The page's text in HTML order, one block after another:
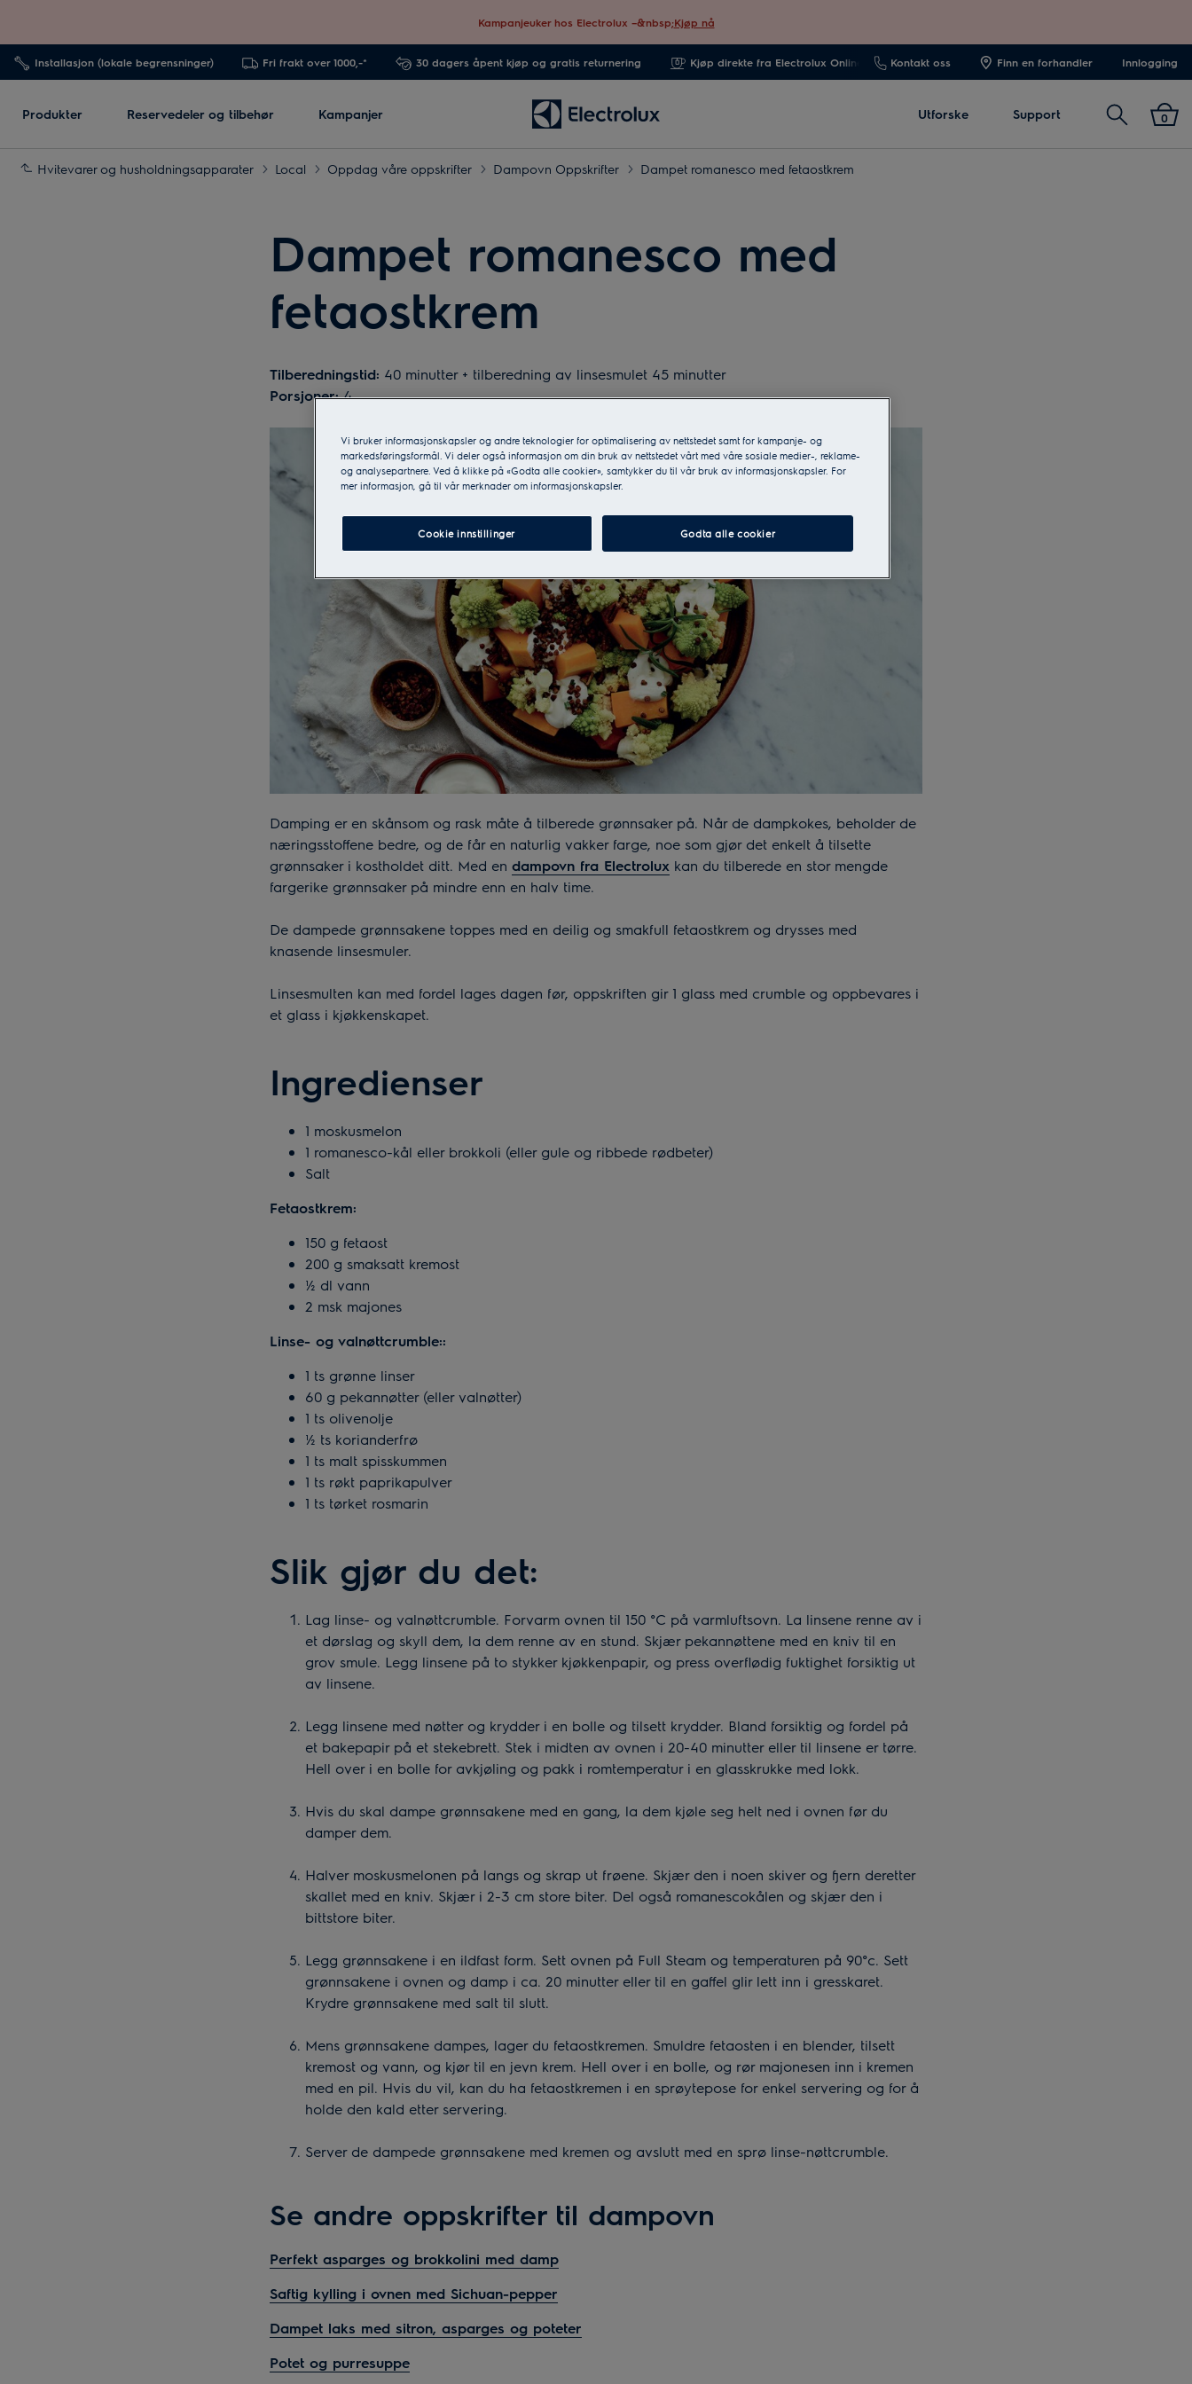
Kampanjeuker hos Electrolux –&nbsp;Kjøp nå
Installasjon (lokale begrensninger) Fri frakt over 1000,-* 30 dagers åpent kjøp og gratis returnering Kjøp direkte fra Electrolux Online Kontakt oss Finn en forhandler Innlogging
Produkter Reservedeler og tilbehør Kampanjer Utforske Support Søk 0
Hvitevarer og husholdningsapparater Local Oppdag våre oppskrifter Dampovn Oppskrifter Dampet romanesco med fetaostkrem
Dampet romanesco med
fetaostkrem
Tilberedningstid: 40 minutter + tilberedning av linsesmulet 45 minutter
Porsjoner:4
Damping er en skånsom og rask måte å tilberede grønnsaker på. Når de dampkokes, beholder de
næringsstoffene bedre, og de får en naturlig vakker farge, noe som gjør det enkelt å tilsette
grønnsaker i kostholdet ditt. Med en dampovn fra Electrolux kan du tilberede en stor mengde
fargerike grønnsaker på mindre enn en halv time.
De dampede grønnsakene toppes med en deilig og smakfull fetaostkrem og drysses med
knasende linsesmuler.
Linsesmulten kan med fordel lages dagen før, oppskriften gir 1 glass med crumble og oppbevares i
et glass i kjøkkenskapet.
Ingredienser
1 moskusmelon
1 romanesco-kål eller brokkoli (eller gule og ribbede rødbeter)
Salt
Fetaostkrem:
150 g fetaost
200 g smaksatt kremost
½ dl vann
2 msk majones
Linse- og valnøttcrumble::
1 ts grønne linser
60 g pekannøtter (eller valnøtter)
1 ts olivenolje
½ ts korianderfrø
1 ts malt spisskummen
1 ts røkt paprikapulver
1 ts tørket rosmarin
Slik gjør du det:
Lag linse- og valnøttcrumble. Forvarm ovnen til 150 °C på varmluftsovn. La linsene renne av i
et dørslag og skyll dem, la dem renne av en stund. Skjær pekannøttene med en kniv til en
grov smule. Legg linsene på to stykker kjøkkenpapir, og press overflødig fuktighet forsiktig ut
av linsene.
Legg linsene med nøtter og krydder i en bolle og tilsett krydder. Bland forsiktig og fordel på
et bakepapir på et stekebrett. Stek i midten av ovnen i 20-40 minutter eller til linsene er tørre.
Hell over i en bolle for avkjøling og pakk i romtemperatur i en glasskrukke med lokk.
Hvis du skal dampe grønnsakene med en gang, la dem kjøle seg helt ned i ovnen før du
damper dem.
Halver moskusmelonen på langs og skrap ut frøene. Skjær den i noen skiver og fjern deretter
skallet med en kniv. Skjær i 2-3 cm store biter. Del også romanescokålen og skjær den i
bittstore biter.
Legg grønnsakene i en ildfast form. Sett ovnen på Full Steam og temperaturen på 90°c. Sett
grønnsakene i ovnen og damp i ca. 20 minutter eller til en gaffel glir lett inn i gresskaret.
Krydre grønnsakene med salt til slutt.
Mens grønnsakene dampes, lager du fetaostkremen. Smuldre fetaosten i en blender, tilsett
kremost og vann, og kjør til en jevn krem. Hell over i en bolle, og rør majonesen inn i kremen
med en pil. Hvis du vil, kan du ha fetaostkremen i en sprøytepose for enkel servering og for å
holde den kald etter servering.
Server de dampede grønnsakene med kremen og avslutt med en sprø linse-nøttcrumble.
Se andre oppskrifter til dampovn
Perfekt asparges og brokkolini med damp
Saftig kylling i ovnen med Sichuan-pepper
Dampet laks med sitron, asparges og poteter
Potet og purresuppe
Vi bruker informasjonskapsler og andre teknologier for optimalisering av nettstedet samt for kampanje- og
markedsføringsformål. Vi deler også informasjon om din bruk av nettstedet vårt med våre sosiale medier-, reklame-
og analysepartnere. Ved å klikke på «Godta alle cookier», samtykker du til vår bruk av informasjonskapsler. For
mer informasjon, gå til vår merknader om informasjonskapsler.
Cookie innstillinger Godta alle cookier